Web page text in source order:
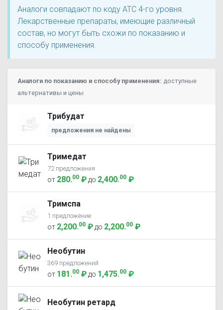
Аналоги совпадают по коду ATC 4-го уровня.
Лекарственные препараты, имеющие различный
состав, но могут быть схожи по показанию и
способу применения.
Аналоги по показанию и способу применения: доступные
альтернативы и цены
Трибудат
предложения не найдены
Тримедат
72 предложения
от 280.00 ₽ до 2,400.00 ₽
Тримспа
1 предложение
от 2,200.00 ₽ до 2,200.00 ₽
Необутин
369 предложений
от 181.00 ₽ до 1,475.00 ₽
Необутин ретард